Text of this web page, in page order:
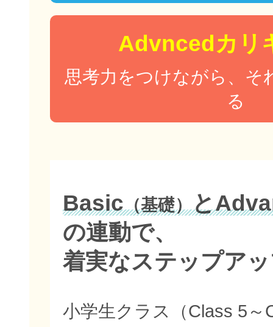
Advncedカリ
思考力をつけながら、そ
る
Basic（基礎）と
の連動で、
着実なステップア
小学生クラス（Class 5～